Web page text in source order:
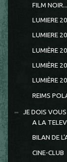
FILM
LUMIERE
LUMIERE
LUMIÈRE
LUMIÈRE
LUMIÈRE
REIMS
JE DOIS VOUS
A LA
BILAN DE
CINE-CLUB